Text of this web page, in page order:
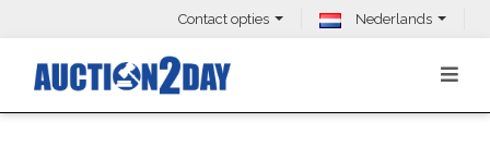
Contact opties Nederlands